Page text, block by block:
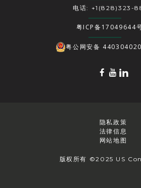
电话: +1(828)323-
粤ICP备17049644
粤公网安备
版权所有 ©2025 US
隐私政策
法律信息
网站地图